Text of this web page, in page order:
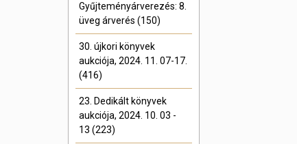
Gyűjteményárverezés: 8.
üveg árverés (150)
30. újkori könyvek
aukciója, 2024. 11. 07-17.
(416)
23. Dedikált könyvek
aukciója, 2024. 10. 03 -
13 (223)